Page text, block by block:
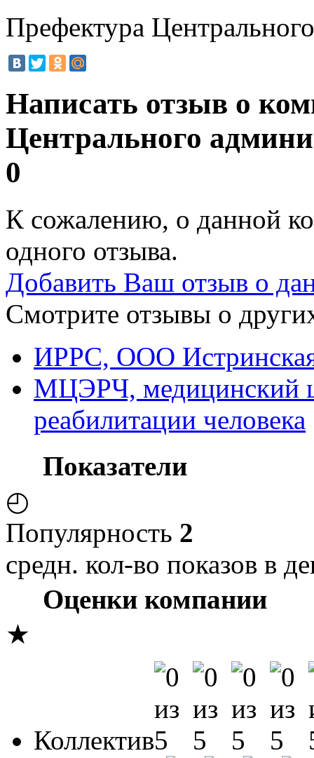
Префектура
Написать отзыв о
Центрального
0
К сожалению, о данной
одного отзыва.
Добавить Ваш отзыв о
Смотрите отзывы о
ИРРС, ООО Истринская
МЦЭРЧ, медицинский
реабилитации человека
Показатели
◴
Популярность 2
средн. кол-во показов в
Оценки компании
★
Коллектив